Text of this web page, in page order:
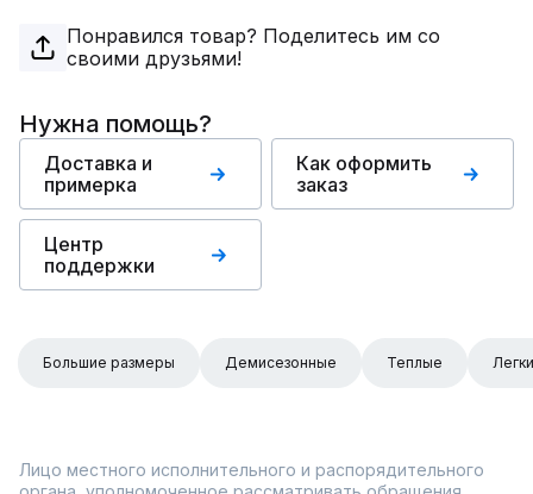
Понравился товар? Поделитесь им со
своими друзьями!
Нужна помощь?
Доставка и
примерка
Как оформить
заказ
Центр
поддержки
Большие размеры Демисезонные Теплые
Лицо местного исполнительного и распорядительного